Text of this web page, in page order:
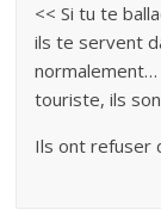
<< Si tu te
ils te servent
touriste, ils
Ils ont refuser